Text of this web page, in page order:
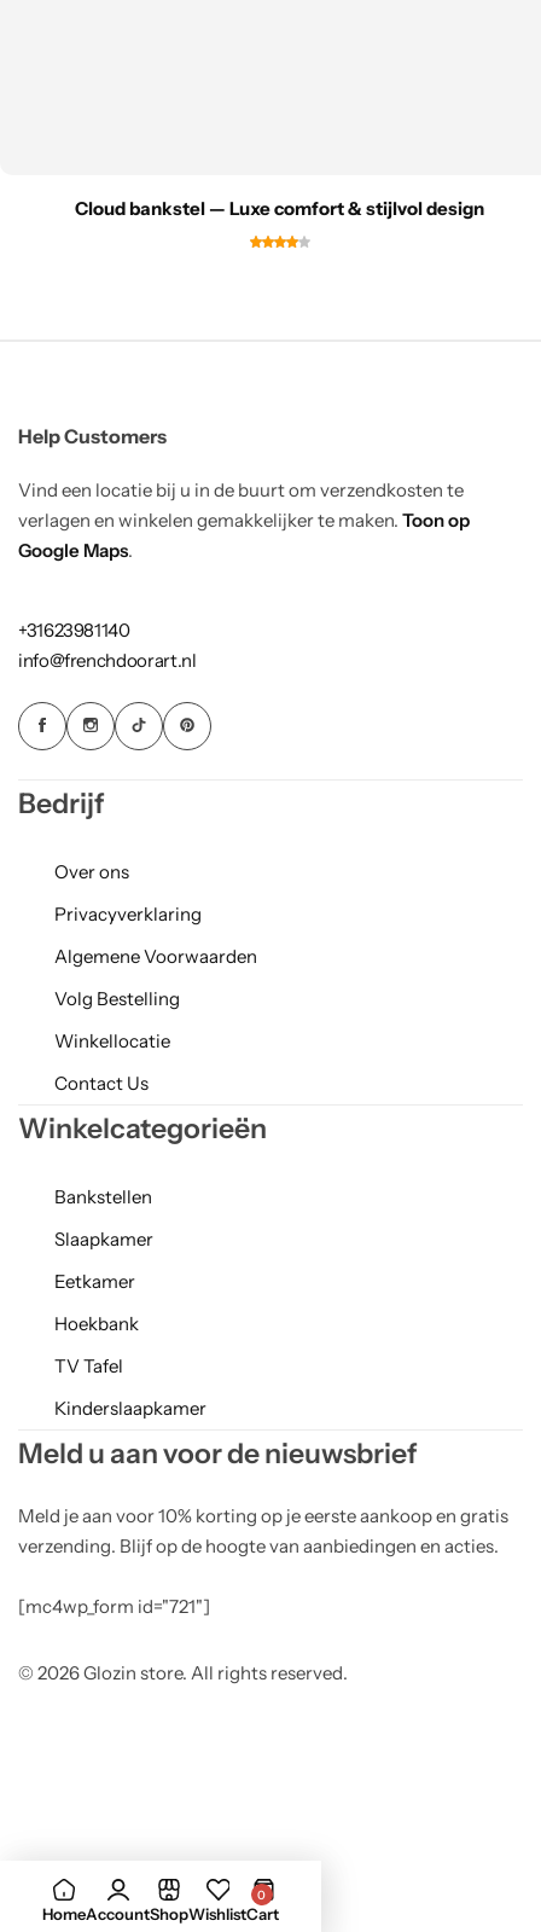
Cloud bankstel — Luxe comfort & stijlvol design
Help Customers
Vind een locatie bij u in de buurt om verzendkosten te
verlagen en winkelen gemakkelijker te maken. Toon op
Google Maps.
+31623981140
info@frenchdoorart.nl
Bedrijf
Over ons
Privacyverklaring
Algemene Voorwaarden
Volg Bestelling
Winkellocatie
Contact Us
Winkelcategorieën
Bankstellen
Slaapkamer
Eetkamer
Hoekbank
TV Tafel
Kinderslaapkamer
Meld u aan voor de nieuwsbrief
Meld je aan voor 10% korting op je eerste aankoop en gratis
verzending. Blijf op de hoogte van aanbiedingen en acties.
[mc4wp_form id="721"]
© 2026 Glozin store. All rights reserved.
HomeAccountShopWishlist
0
Cart